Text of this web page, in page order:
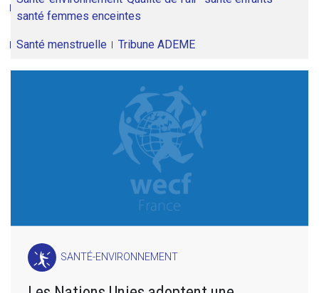
santé femmes enceintes
Santé menstruelle Tribune ADEME
SANTÉ-ENVIRONNEMENT